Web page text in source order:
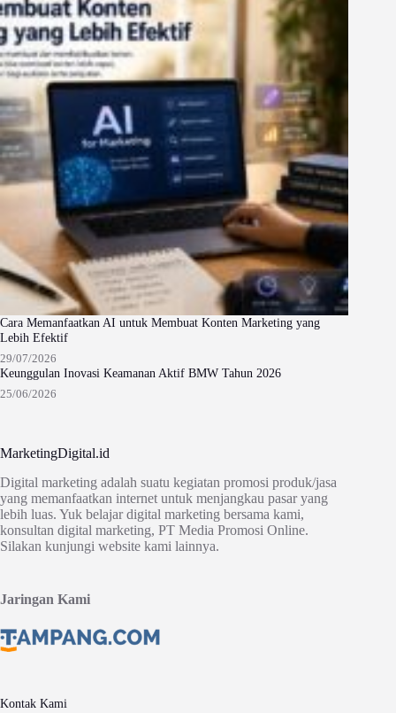
Cara Memanfaatkan AI untuk Membuat Konten Marketing yang
Lebih Efektif
29/07/2026
Keunggulan Inovasi Keamanan Aktif BMW Tahun 2026
25/06/2026
MarketingDigital.id
Digital marketing adalah suatu kegiatan promosi produk/jasa
yang memanfaatkan internet untuk menjangkau pasar yang
lebih luas. Yuk belajar digital marketing bersama kami,
konsultan digital marketing, PT Media Promosi Online.
Silakan kunjungi website kami lainnya.
Jaringan Kami
Kontak Kami